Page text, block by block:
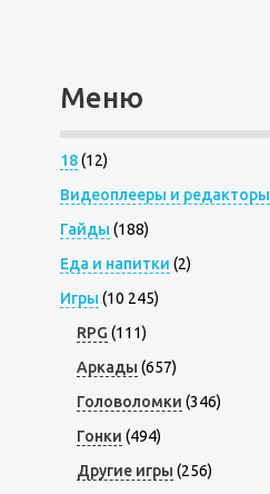
Меню
18(12)
Видеоплееры и редакторы
Гайды (188)
Еда и напитки (2)
Игры (10 245)
RPG (111)
Аркады (657)
Головоломки (346)
Гонки (494)
Другие игры (256)